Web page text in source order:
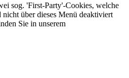
sog. 'First-Party'-Cookies, welche
über dieses Menü deaktiviert
Sie in unserem